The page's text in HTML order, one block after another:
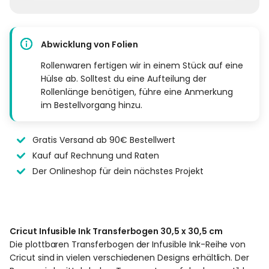
Abwicklung von Folien
Rollenwaren fertigen wir in einem Stück auf eine
Hülse ab. Solltest du eine Aufteilung der
Rollenlänge benötigen, führe eine Anmerkung
im Bestellvorgang hinzu.
Gratis Versand ab 90€ Bestellwert
Kauf auf Rechnung und Raten
Der Onlineshop für dein nächstes Projekt
Cricut Infusible Ink Transferbogen 30,5 x 30,5 cm
Die plottbaren Transferbogen der Infusible Ink-Reihe von
Cricut sind in vielen verschiedenen Designs erhältlich. Der